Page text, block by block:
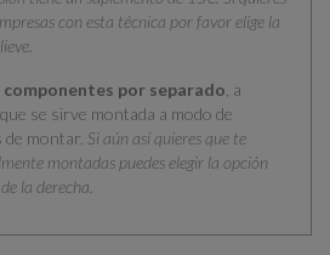
con esta técnica por favor elige la
por separado , a
se sirve montada a modo de
montar. Si aún así quieres que te
montadas puedes elegir la opción
la derecha.